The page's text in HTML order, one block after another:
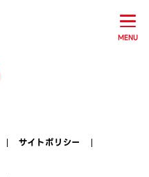
MENU
サイトポリシー